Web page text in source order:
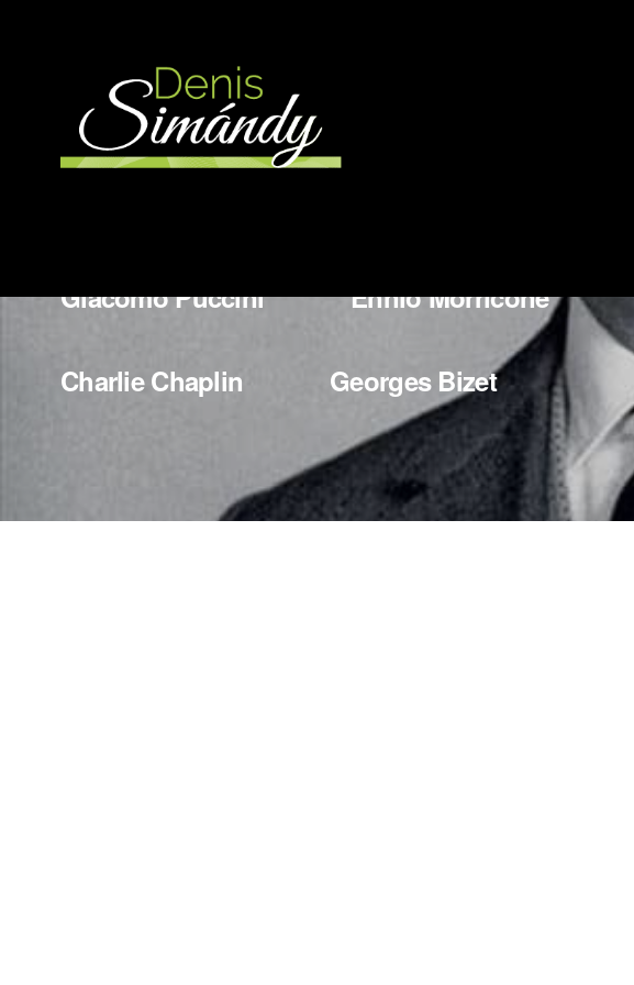
More Works
Giacomo Puccini Ennio Morricone
Charlie Chaplin Georges Bizet